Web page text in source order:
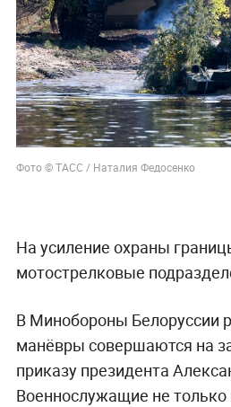
Фото © ТАСС / Наталия Федосенко
На усиление охраны
мотострелковые
В Минобороны Белоруссии
манёвры совершаются на
приказу президента
Военнослужащие не только